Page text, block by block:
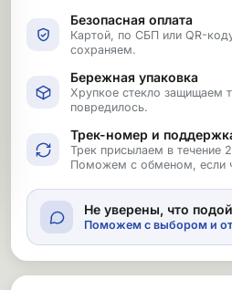
Безопасная оплата
Картой, по СБП или QR-
сохраняем.
Бережная упаковка
Хрупкое стекло защищаем
повредилось.
Трек-номер и
Трек присылаем в течение
Поможем с обменом, если
Не уверены, что
Поможем с выбором и